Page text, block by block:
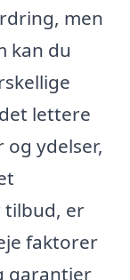
men
kan du
lettere
ydelser,
tilbud, er
faktorer
garantier